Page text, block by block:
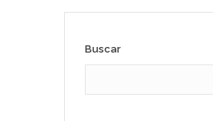
Buscar